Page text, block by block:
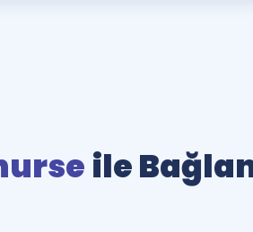
ile